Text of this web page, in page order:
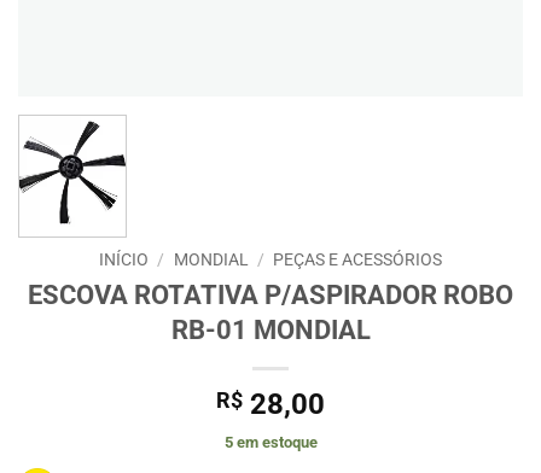
INÍCIO / MONDIAL / PEÇAS E ACESSÓRIOS
ESCOVA ROTATIVA P/ASPIRADOR ROBO
RB-01 MONDIAL
R$ 28,00
5 em estoque